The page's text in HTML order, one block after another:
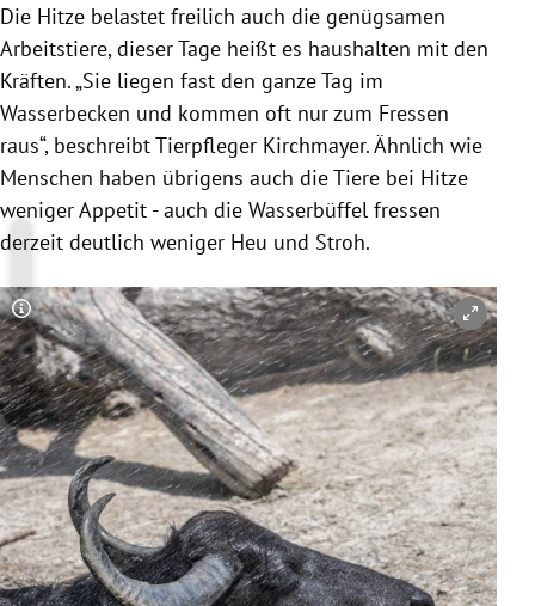
Die Hitze belastet freilich auch die genügsamen
Arbeitstiere, dieser Tage heißt es haushalten mit den
Kräften. „Sie liegen fast den ganze Tag im
Wasserbecken und kommen oft nur zum Fressen
raus“, beschreibt Tierpfleger Kirchmayer. Ähnlich wie
Menschen haben übrigens auch die Tiere bei Hitze
weniger Appetit - auch die Wasserbüffel fressen
derzeit deutlich weniger Heu und Stroh.
Copyright-Hinweis öffnen/schließen